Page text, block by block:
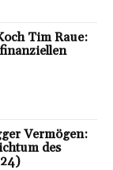
Tim Raue:
Vermögen:
des